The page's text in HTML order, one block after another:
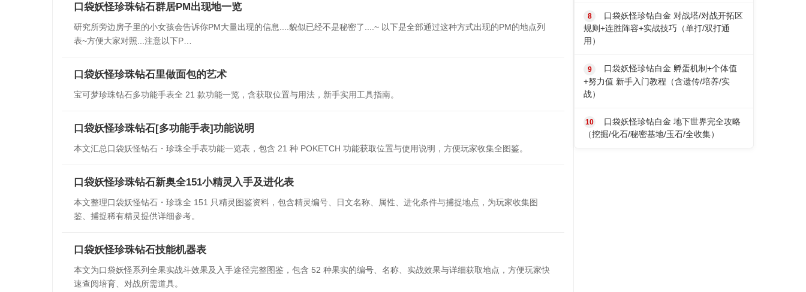
口袋妖怪珍珠钻石群居PM出现地一览
研究所旁边房子里的小女孩会告诉你PM大量出现的信息....貌似已经不是秘密了....~ 以下是全部通过这种方式出现的PM的地点列
表~方便大家对照...注意以下P…
口袋妖怪珍珠钻石里做面包的艺术
宝可梦珍珠钻石多功能手表全 21 款功能一览，含获取位置与用法，新手实用工具指南。
口袋妖怪珍珠钻石[多功能手表]功能说明
本文汇总口袋妖怪钻石・珍珠全手表功能一览表，包含 21 种 POKETCH 功能获取位置与使用说明，方便玩家收集全图鉴。
口袋妖怪珍珠钻石新奥全151小精灵入手及进化表
本文整理口袋妖怪钻石・珍珠全 151 只精灵图鉴资料，包含精灵编号、日文名称、属性、进化条件与捕捉地点，为玩家收集图
鉴、捕捉稀有精灵提供详细参考。
口袋妖怪珍珠钻石技能机器表
本文为口袋妖怪系列全果实战斗效果及入手途径完整图鉴，包含 52 种果实的编号、名称、实战效果与详细获取地点，方便玩家快
速查阅培育、对战所需道具。
口袋妖怪珍钻白金 对战塔/对战开拓区
规则+连胜阵容+实战技巧（单打/双打通
用）
口袋妖怪珍钻白金 孵蛋机制+个体值
+努力值 新手入门教程（含遗传/培养/实
战）
口袋妖怪珍钻白金 地下世界完全攻略
（挖掘/化石/秘密基地/玉石/全收集）